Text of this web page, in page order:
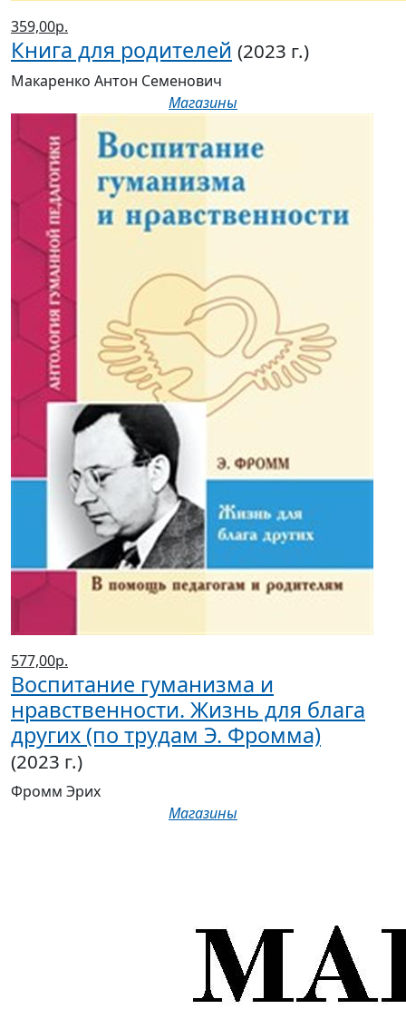
359,00р.
Книга для родителей (2023 г.)
Макаренко Антон Семенович
Магазины
577,00р.
Воспитание гуманизма и
нравственности. Жизнь для блага
других (по трудам Э. Фромма)
(2023 г.)
Фромм Эрих
Магазины